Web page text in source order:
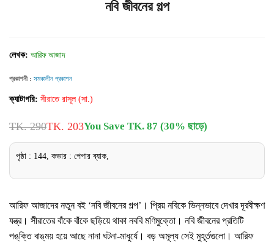
নবি জীবনের গল্প
লেখক: আরিফ আজাদ
প্রকাশনী : সমকালীন প্রকাশন
ক্যাটাগরি: সীরাতে রাসূল (সা.)
TK. 290TK. 203You Save TK. 87 (30% ছাড়ে)
পৃষ্ঠা : 144, কভার : পেপার ব্যাক,
আরিফ আজাদের নতুন বই ‘নবি জীবনের গল্প’। প্রিয় নবিকে ভিন্নভাবে দেখার দূরবীক্ষণ
যন্ত্র। সীরাতের বাঁকে বাঁকে ছড়িয়ে থাকা নববি মণিমুক্তো। নবি জীবনের প্রতিটি
পঙ্‌ক্তি বাঙ্‌ময় হয়ে আছে নানা ঘটনা-মাধুর্যে। বড় অমূল্য সেই মুহূর্তগুলো। আরিফ